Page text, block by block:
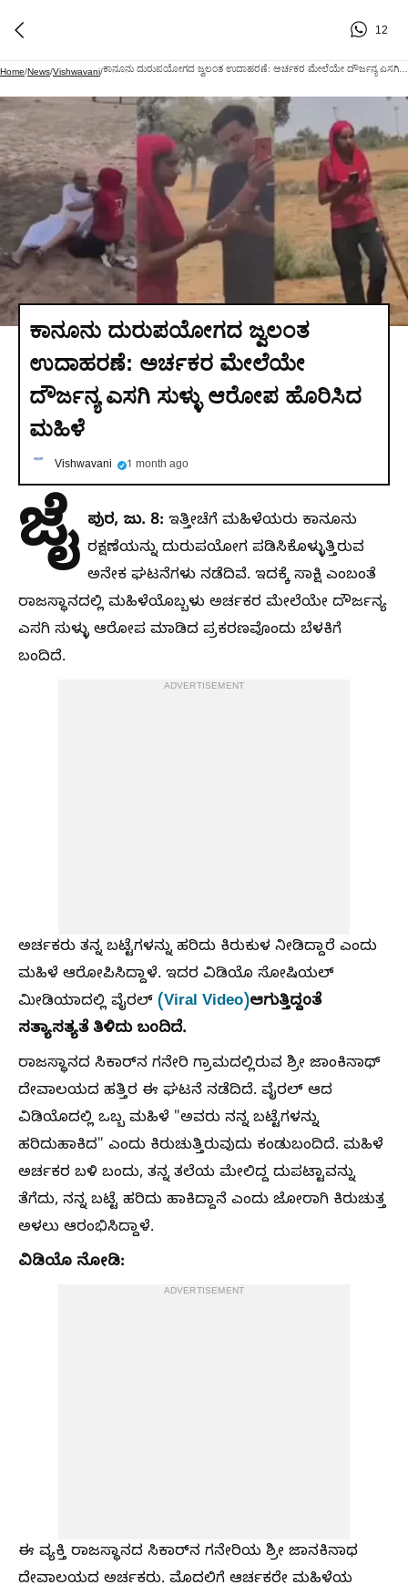
12
Home/News/Vishwavani/
ಕಾನೂನು ದುರುಪಯೋಗದ ಜ್ವಲಂತ
ಉದಾಹರಣೆ: ಅರ್ಚಕರ ಮೇಲೆಯೇ
ದೌರ್ಜನ್ಯ ಎಸಗಿ ಸುಳ್ಳು ಆರೋಪ ಹೊರಿಸಿದ
ಮಹಿಳೆ
Vishwavani 1 month ago
ಜೈ ಪುರ, ಜು. 8: ಇತ್ತೀಚೆಗೆ ಮಹಿಳೆಯರು ಕಾನೂನು
ರಕ್ಷಣೆಯನ್ನು ದುರುಪಯೋಗ ಪಡಿಸಿಕೊಳ್ಳುತ್ತಿರುವ
ಅನೇಕ‌ ಘಟನೆಗಳು ನಡೆದಿವೆ. ಇದಕ್ಕೆ ಸಾಕ್ಷಿ ಎಂಬಂತೆ
ರಾಜಸ್ಥಾನದಲ್ಲಿ ಮಹಿಳೆಯೊಬ್ಬಳು ಅರ್ಚಕರ ಮೇಲೆಯೇ ದೌರ್ಜನ್ಯ
ಎಸಗಿ ಸುಳ್ಳು ಆರೋಪ ಮಾಡಿದ ಪ್ರಕರಣವೊಂದು ಬೆಳಕಿಗೆ
ಬಂದಿದೆ.
ADVERTISEMENT
ಅರ್ಚಕರು ತನ್ನ ಬಟ್ಟೆಗಳನ್ನು ಹರಿದು ಕಿರುಕುಳ ನೀಡಿದ್ದಾರೆ ಎಂದು
ಮಹಿಳೆ ಆರೋಪಿಸಿದ್ದಾಳೆ. ಇದರ ವಿಡಿಯೊ ಸೋಷಿಯಲ್
ಮೀಡಿಯಾದಲ್ಲಿ ವೈರಲ್ (Viral Video)ಆಗುತ್ತಿದ್ದಂತೆ
ಸತ್ಯಾಸತ್ಯತೆ ತಿಳಿದು ಬಂದಿದೆ.
ರಾಜಸ್ಥಾನದ ಸಿಕಾರ್‌ನ ಗನೇರಿ ಗ್ರಾಮದಲ್ಲಿರುವ ಶ್ರೀ ಜಾಂಕಿನಾಥ್
ದೇವಾಲಯದ ಹತ್ತಿರ ಈ ಘಟನೆ ನಡೆದಿದೆ. ವೈರಲ್ ಆದ
ವಿಡಿಯೊದಲ್ಲಿ ಒಬ್ಬ ಮಹಿಳೆ "ಅವರು ನನ್ನ ಬಟ್ಟೆಗಳನ್ನು
ಹರಿದುಹಾಕಿದ" ಎಂದು ಕಿರುಚುತ್ತಿರುವುದು ಕಂಡುಬಂದಿದೆ. ಮಹಿಳೆ
ಅರ್ಚಕರ ಬಳಿ ಬಂದು, ತನ್ನ ತಲೆಯ ಮೇಲಿದ್ದ ದುಪಟ್ಟಾವನ್ನು
ತೆಗೆದು, ನನ್ನ ಬಟ್ಟೆ ಹರಿದು ಹಾಕಿದ್ದಾನೆ ಎಂದು ಜೋರಾಗಿ ಕಿರುಚುತ್ತ
ಅಳಲು ಆರಂಭಿಸಿದ್ದಾಳೆ.
ವಿಡಿಯೊ ನೋಡಿ:
ADVERTISEMENT
ಈ ವ್ಯಕ್ತಿ ರಾಜಸ್ಥಾನದ ಸಿಕಾರ್‌ನ ಗನೇರಿಯ ಶ್ರೀ ಜಾನಕಿನಾಥ
ದೇವಾಲಯದ ಅರ್ಚಕರು. ಮೊದಲಿಗೆ ಆರ್ಚಕರೇ ಮಹಿಳೆಯ